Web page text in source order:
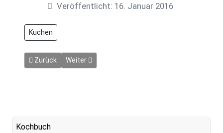
Veröffentlicht: 16. Januar 2016
Kuchen
Vorheriger Beitrag: Hummelkuchen
Zurück Nächster Beitrag: Joghurt-Zitronenkuchen
Weiter
Kochbuch